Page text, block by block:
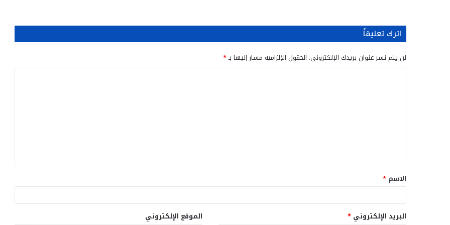
اترك تعليقاً
لن يتم نشر عنوان بريدك الإلكتروني. الحقول الإلزامية مشار إليها بـ*
ق
*
الاسم *
البريد الإلكتروني * الموقع الإلكتروني